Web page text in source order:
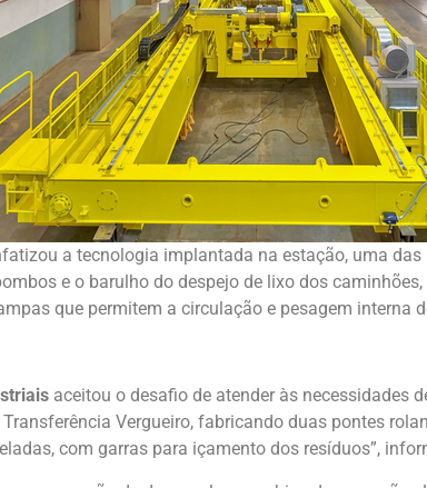
a tecnologia implantada na estação, uma
e o barulho do despejo de lixo dos
que permitem a circulação e pesagem interna
aceitou o desafio de atender às necessidades
Vergueiro, fabricando duas pontes
com garras para içamento dos resíduos”,